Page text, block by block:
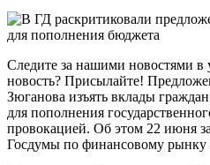
Следите за нашими новостями в
новость? Присылайте!
Зюганова изъять вклады
для пополнения
провокацией. Об этом 22 июня
Госдумы по финансовому рынку